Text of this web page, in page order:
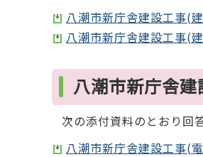
八潮市新庁舎建設工事(
八潮市新庁舎建設工事(
八潮市新庁舎
次の添付資料のとおり回
八潮市新庁舎建設工事(